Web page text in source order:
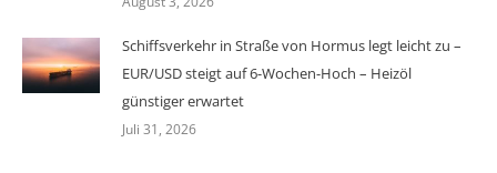
Schiffsverkehr in Straße von Hormus legt leicht zu –
EUR/USD steigt auf 6-Wochen-Hoch – Heizöl
günstiger erwartet
Juli 31, 2026